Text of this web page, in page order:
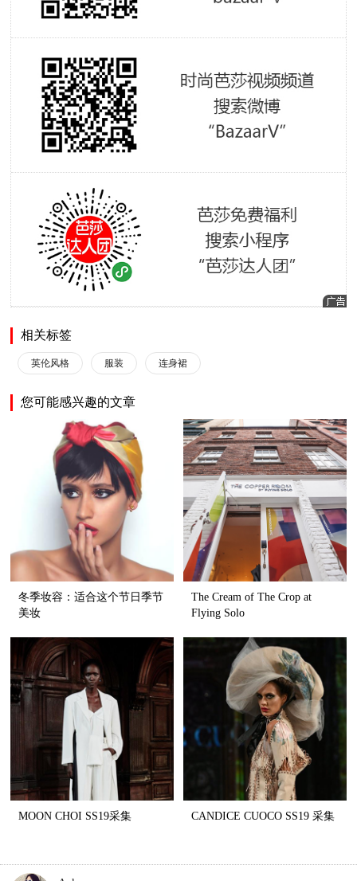
相关标签
英伦风格 服装 连身裙
您可能感兴趣的文章
冬季妆容：适合这个节日季节
美妆
The Cream of The Crop at
Flying Solo
MOON CHOI SS19采集 CANDICE CUOCO SS19 采集